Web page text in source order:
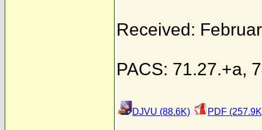
Received:
PACS: 71.27.+a,
DJVU (88.6K) PDF